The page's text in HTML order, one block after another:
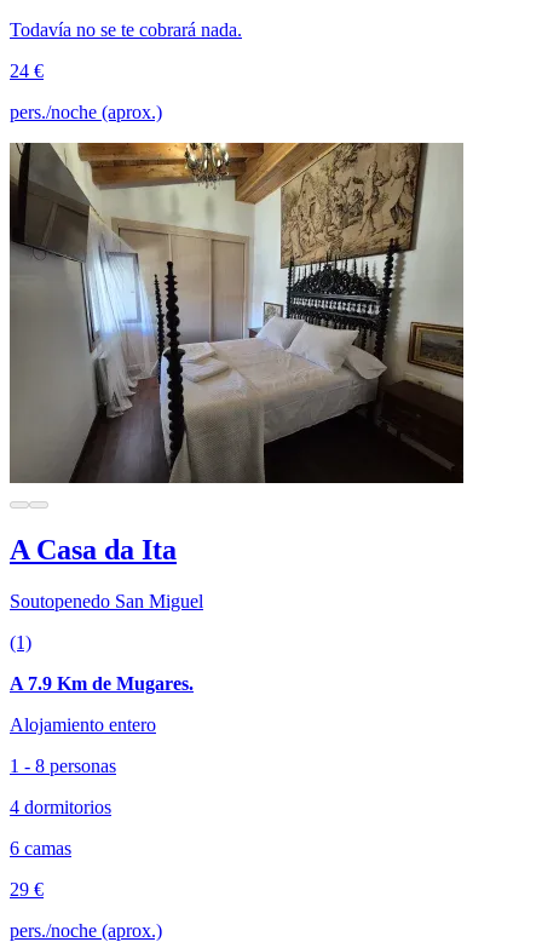
Todavía no se te cobrará nada.
24 €
pers./noche (aprox.)
A Casa da Ita
Soutopenedo San Miguel
(1)
A 7.9 Km de Mugares.
Alojamiento entero
1 - 8 personas
4 dormitorios
6 camas
29 €
pers./noche (aprox.)